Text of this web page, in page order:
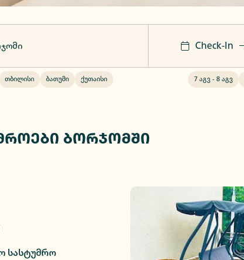
თბილისი ბათუმი ქუთაისი
Check-In
7 აგვ - 8 აგვ
ბორჯომში
Სასტუმრო